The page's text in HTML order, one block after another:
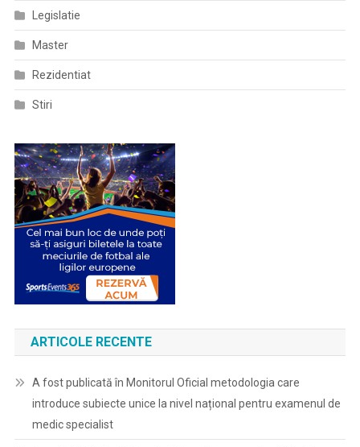
Legislatie
Master
Rezidentiat
Stiri
ARTICOLE RECENTE
A fost publicată în Monitorul Oficial metodologia care
introduce subiecte unice la nivel național pentru examenul de
medic specialist